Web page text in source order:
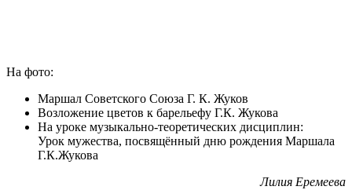
На фото:
Маршал Советского Союза Г. К. Жуков
Возложение цветов к барельефу Г.К. Жукова
На уроке музыкально-теоретических дисциплин:
Урок мужества, посвящённый дню рождения Маршала
Г.К.Жукова
Лилия Еремеева